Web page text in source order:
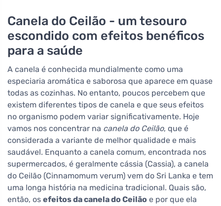
Canela do Ceilão - um tesouro
escondido com efeitos benéficos
para a saúde
A canela é conhecida mundialmente como uma
especiaria aromática e saborosa que aparece em quase
todas as cozinhas. No entanto, poucos percebem que
existem diferentes tipos de canela e que seus efeitos
no organismo podem variar significativamente. Hoje
vamos nos concentrar na canela do Ceilão, que é
considerada a variante de melhor qualidade e mais
saudável. Enquanto a canela comum, encontrada nos
supermercados, é geralmente cássia (Cassia), a canela
do Ceilão (Cinnamomum verum) vem do Sri Lanka e tem
uma longa história na medicina tradicional. Quais são,
então, os efeitos da canela do Ceilão e por que ela